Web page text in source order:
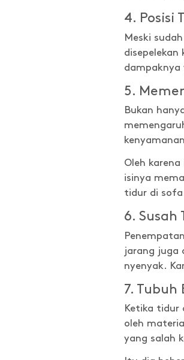
4. Posisi
Meski
5.
Bukan
Oleh
isinya
tidur di
6. Susah
jarang juga
nyenyak.
7. Tubuh
Ketika tidur
oleh
yang salah